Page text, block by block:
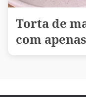
Torta de
com